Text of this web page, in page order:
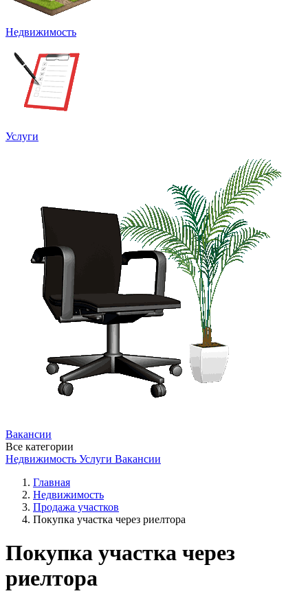
Недвижимость
Услуги
Вакансии
Все категории
Недвижимость Услуги Вакансии
Главная
Недвижимость
Продажа участков
Покупка участка через риелтора
Покупка участка через
риелтора